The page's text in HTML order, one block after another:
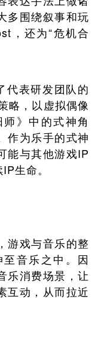
多围绕叙事和玩
，还为“危机合
代表研发团队的
略，以虚拟偶像
》中的式神角
作为乐手的式神
能与其他游戏IP
生命。
游戏与音乐的整
音乐之中。因
乐消费场景，让
互动，从而拉近